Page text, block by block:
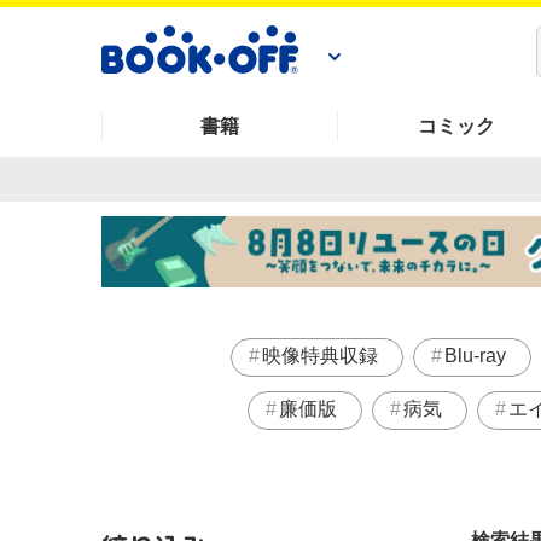
書籍 コミック
映像特典収録 Blu-ray
廉価版 病気 エ